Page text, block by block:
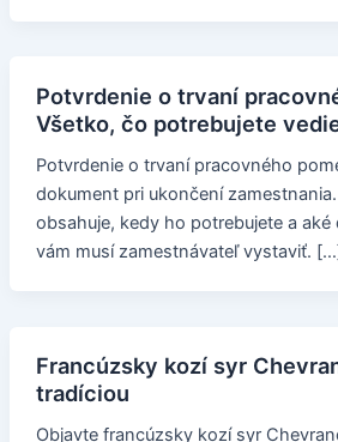
Potvrdenie o trvaní
Všetko, čo potrebujete
Potvrdenie o trvaní pracovného
dokument pri ukončení
obsahuje, kedy ho potrebujete a
vám musí zamestnávateľ vystaviť.
Francúzsky kozí syr
tradíciou
Objavte francúzsky kozí syr